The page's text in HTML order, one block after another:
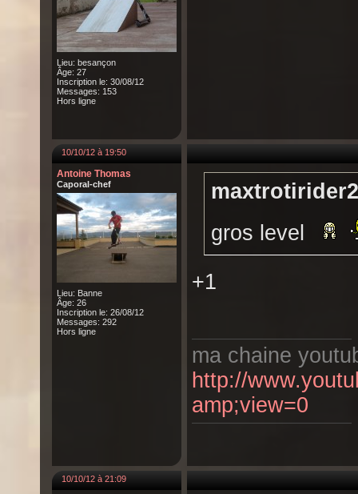
Lieu: besançon
Âge: 27
Inscription le: 30/08/12
Messages: 153
Hors ligne
10/10/12 à 19:50
Antoine Thomas
Caporal-chef
Lieu: Banne
Âge: 26
Inscription le: 26/08/12
Messages: 292
Hors ligne
gros level
+1
ma chaine
http://
amp;view=0
10/10/12 à 21:09